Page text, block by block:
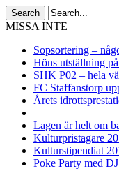
MISSA INTE
Sopsortering –
Höns utställning
SHK P02 – hela
FC Staffanstorp
Årets
Lagen är helt om
Kulturpristagare
Kulturstipendiat
Poke Party med